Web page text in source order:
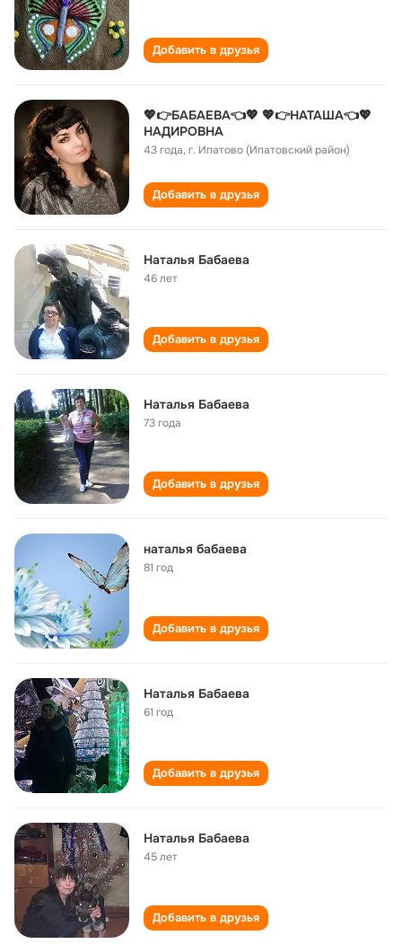
Добавить в друзья
💖👉БАБАЕВА👈💖 💖👉НАТАША👈💖
НАДИРОВНА
43 года,г. Ипатово (Ипатовский район)
Добавить в друзья
Наталья Бабаева
46 лет
Добавить в друзья
Наталья Бабаева
73 года
Добавить в друзья
наталья бабаева
81 год
Добавить в друзья
Наталья Бабаева
61 год
Добавить в друзья
Наталья Бабаева
45 лет
Добавить в друзья